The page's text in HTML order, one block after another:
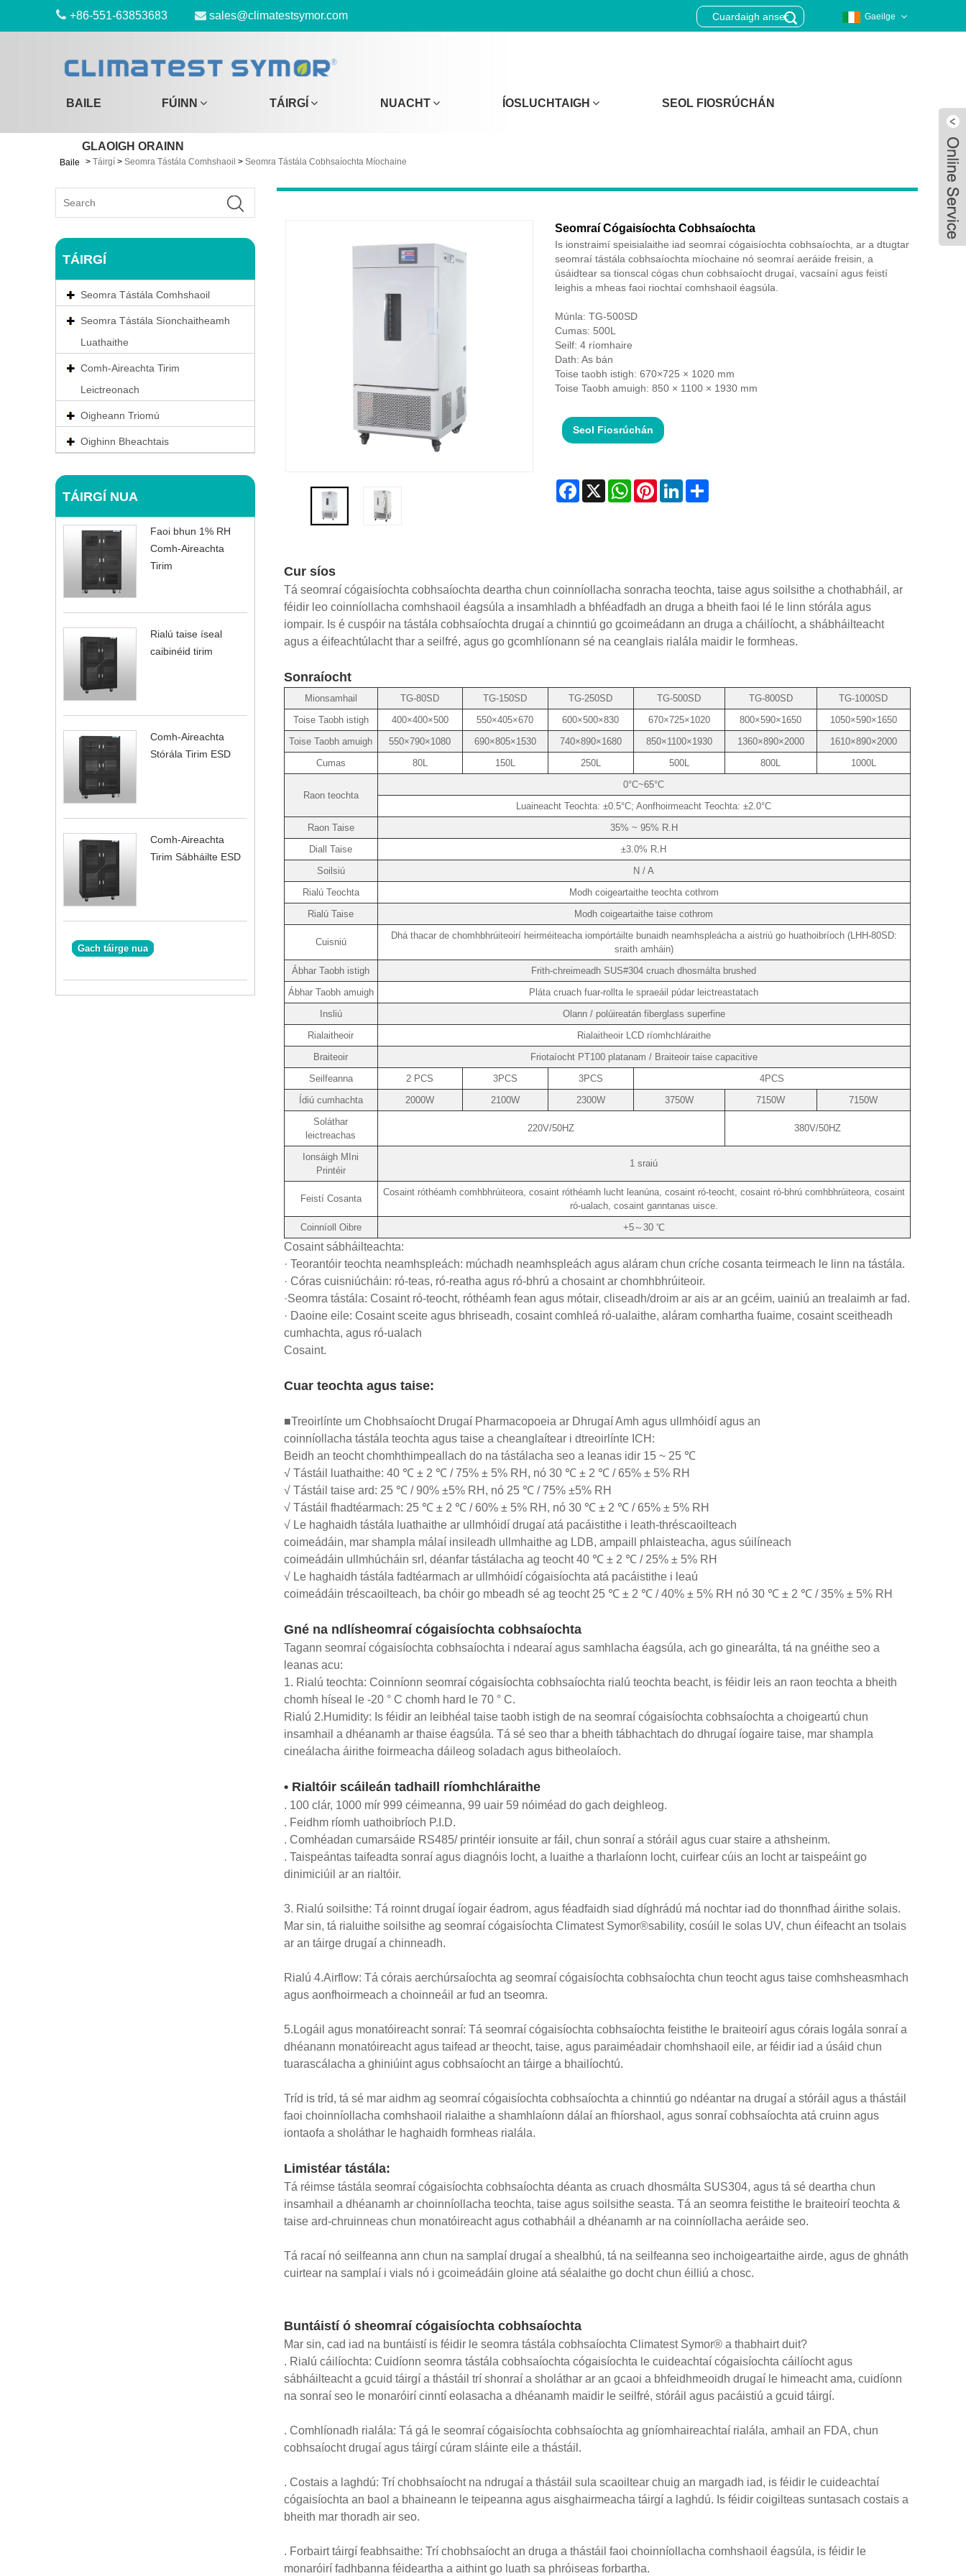
+86-551-63853683 sales@climatestsymor.com Gaeilge
BAILE FÚINN TÁIRGÍ NUACHT ÍOSLUCHTAIGH SEOL FIOSRÚCHÁN
GLAOIGH ORAINN
Baile > Táirgí > Seomra Tástála Comhshaoil > Seomra Tástála Cobhsaíochta Míochaine
TÁIRGÍ
Seomra Tástála Comhshaoil
Seomra Tástála Síonchaitheamh
Luathaithe
Comh-Aireachta Tirim
Leictreonach
Oigheann Triomú
Oighinn Bheachtais
TÁIRGÍ NUA
Faoi bhun 1% RH
Comh-Aireachta
Tirim
Rialú taise íseal
caibinéid tirim
Comh-Aireachta
Stórála Tirim ESD
Comh-Aireachta
Tirim Sábháilte ESD
Gach táirge nua
Seomraí Cógaisíochta Cobhsaíochta
Is ionstraimí speisialaithe iad seomraí cógaisíochta cobhsaíochta, ar a dtugtar
seomraí tástála cobhsaíochta míochaine nó seomraí aeráide freisin, a
úsáidtear sa tionscal cógas chun cobhsaíocht drugaí, vacsaíní agus feistí
leighis a mheas faoi riochtaí comhshaoil ​​éagsúla.
Múnla: TG-500SD
Cumas: 500L
Seilf: 4 ríomhaire
Dath: As bán
Toise taobh istigh: 670×725 × 1020 mm
Toise Taobh amuigh: 850 × 1100 × 1930 mm
Seol Fiosrúchán
Facebook
X WhatsAppPinterestLinkedInShare
Cur síos
Tá seomraí cógaisíochta cobhsaíochta deartha chun coinníollacha sonracha teochta, taise agus soilsithe a chothabháil, ar
féidir leo coinníollacha comhshaoil ​​éagsúla a insamhladh a bhféadfadh an druga a bheith faoi lé le linn stórála agus
iompair. Is é cuspóir na tástála cobhsaíochta drugaí a chinntiú go gcoimeádann an druga a cháilíocht, a shábháilteacht
agus a éifeachtúlacht thar a seilfré, agus go gcomhlíonann sé na ceanglais rialála maidir le formheas.
Sonraíocht
Mionsamhail TG-80SD TG-150SD TG-250SD TG-500SD TG-800SD
TG-1000SD
Toise Taobh istigh
400×400×500 550×405×670 600×500×830 670×725×1020 800×590×1650
1050×590×1650
Toise Taobh amuigh
550×790×1080 690×805×1530 740×890×1680 850×1100×1930 1360×890×2000
1610×890×2000
Cumas
80L 150L 250L 500L 800L 1000L
Raon teochta
0°C~65°C
Luaineacht Teochta: ±0.5°C; Aonfhoirmeacht Teochta: ±2.0°C
Raon Taise
35% ~ 95% R.H
Diall Taise
±3.0% R.H
Soilsiú
N / A
Rialú Teochta
Modh coigeartaithe teochta cothrom
Rialú Taise
Modh coigeartaithe taise cothrom
Cuisniú
Dhá thacar de chomhbhrúiteoirí heirméiteacha iompórtáilte bunaidh neamhspleácha a aistriú go huathoibríoch (LHH-80SD:
sraith amháin)
Ábhar Taobh istigh
Frith-chreimeadh SUS#304 cruach dhosmálta brushed
Ábhar Taobh amuigh
Pláta cruach fuar-rollta le spraeáil púdar leictreastatach
Insliú
Olann / polúireatán fiberglass superfine
Rialaitheoir
Rialaitheoir LCD ríomhchláraithe
Braiteoir
Friotaíocht PT100 platanam / Braiteoir taise capacitive
Seilfeanna
2 PCS 3PCS 3PCS
4PCS
Ídiú cumhachta
2000W 2100W 2300W 3750W 7150W
7150W
Soláthar
leictreachas
220V/50HZ 380V/50HZ
Ionsáigh MIni
Printéir
1 sraiú
Feistí Cosanta
Cosaint róthéamh comhbhrúiteora, cosaint róthéamh lucht leanúna, cosaint ró-teocht, cosaint ró-bhrú comhbhrúiteora, cosaint
ró-ualach, cosaint ganntanas uisce.
Coinníoll Oibre
+5～30 ℃
Cosaint sábháilteachta:
· Teorantóir teochta neamhspleách: múchadh neamhspleách agus aláram chun críche cosanta teirmeach le linn na tástála.
· Córas cuisniúcháin: ró-teas, ró-reatha agus ró-bhrú a chosaint ar chomhbhrúiteoir.
·Seomra tástála: Cosaint ró-teocht, róthéamh fean agus mótair, cliseadh/droim ar ais ar an gcéim, uainiú an trealaimh ar fad.
· Daoine eile: Cosaint sceite agus bhriseadh, cosaint comhleá ró-ualaithe, aláram comhartha fuaime, cosaint sceitheadh ​​
cumhachta, agus ró-ualach
Cosaint.
Cuar teochta agus taise:
■Treoirlínte um Chobhsaíocht Drugaí Pharmacopoeia ar Dhrugaí Amh agus ullmhóidí agus an
coinníollacha tástála teochta agus taise a cheanglaítear i dtreoirlínte ICH:
Beidh an teocht chomhthimpeallach do na tástálacha seo a leanas idir 15 ~ 25 ℃
√ Tástáil luathaithe: 40 ℃ ± 2 ℃ / 75% ± 5% RH, nó 30 ℃ ± 2 ℃ / 65% ± 5% RH
√ Tástáil taise ard: 25 ℃ / 90% ±5% RH, nó 25 ℃ / 75% ±5% RH
√ Tástáil fhadtéarmach: 25 ℃ ± 2 ℃ / 60% ± 5% RH, nó 30 ℃ ± 2 ℃ / 65% ± 5% RH
√ Le haghaidh tástála luathaithe ar ullmhóidí drugaí atá pacáistithe i leath-thréscaoilteach
coimeádáin, mar shampla málaí insileadh ullmhaithe ag LDB, ampaill phlaisteacha, agus súilíneach
coimeádáin ullmhúcháin srl, déanfar tástálacha ag teocht 40 ℃ ± 2 ℃ / 25% ± 5% RH
√ Le haghaidh tástála fadtéarmach ar ullmhóidí cógaisíochta atá pacáistithe i leaú
coimeádáin tréscaoilteach, ba chóir go mbeadh sé ag teocht 25 ℃ ± 2 ℃ / 40% ± 5% RH nó 30 ℃ ± 2 ℃ / 35% ± 5% RH
Gné na ndlísheomraí cógaisíochta cobhsaíochta
Tagann seomraí cógaisíochta cobhsaíochta i ndearaí agus samhlacha éagsúla, ach go ginearálta, tá na gnéithe seo a
leanas acu:
1. Rialú teochta: Coinníonn seomraí cógaisíochta cobhsaíochta rialú teochta beacht, is féidir leis an raon teochta a bheith
chomh híseal le -20 ° C chomh hard le 70 ° C.
Rialú 2.Humidity: Is féidir an leibhéal taise taobh istigh de na seomraí cógaisíochta cobhsaíochta a choigeartú chun
insamhail a dhéanamh ar thaise éagsúla. Tá sé seo thar a bheith tábhachtach do dhrugaí íogaire taise, mar shampla
cineálacha áirithe foirmeacha dáileog soladach agus bitheolaíoch.
• Rialtóir scáileán tadhaill ríomhchláraithe
. 100 clár, 1000 mír 999 céimeanna, 99 uair 59 nóiméad do gach deighleog.
. Feidhm ríomh uathoibríoch P.I.D.
. Comhéadan cumarsáide RS485/ printéir ionsuite ar fáil, chun sonraí a stóráil agus cuar staire a athsheinm.
. Taispeántas taifeadta sonraí agus diagnóis locht, a luaithe a tharlaíonn locht, cuirfear cúis an locht ar taispeáint go
dinimiciúil ar an rialtóir.
3. Rialú soilsithe: Tá roinnt drugaí íogair éadrom, agus féadfaidh siad díghrádú má nochtar iad do thonnfhad áirithe solais.
Mar sin, tá rialuithe soilsithe ag seomraí cógaisíochta Climatest Symor®sability, cosúil le solas UV, chun éifeacht an tsolais
ar an táirge drugaí a chinneadh.
Rialú 4.Airflow: Tá córais aerchúrsaíochta ag seomraí cógaisíochta cobhsaíochta chun teocht agus taise comhsheasmhach
agus aonfhoirmeach a choinneáil ar fud an tseomra.
5.Logáil agus monatóireacht sonraí: Tá seomraí cógaisíochta cobhsaíochta feistithe le braiteoirí agus córais logála sonraí a
dhéanann monatóireacht agus taifead ar theocht, taise, agus paraiméadair chomhshaoil ​​eile, ar féidir iad a úsáid chun
tuarascálacha a ghiniúint agus cobhsaíocht an táirge a bhailíochtú.
Tríd is tríd, tá sé mar aidhm ag seomraí cógaisíochta cobhsaíochta a chinntiú go ndéantar na drugaí a stóráil agus a thástáil
faoi choinníollacha comhshaoil ​​rialaithe a shamhlaíonn dálaí an fhíorshaol, agus sonraí cobhsaíochta atá cruinn agus
iontaofa a sholáthar le haghaidh formheas rialála.
Limistéar tástála:
Tá réimse tástála seomraí cógaisíochta cobhsaíochta déanta as cruach dhosmálta SUS304, agus tá sé deartha chun
insamhail a dhéanamh ar choinníollacha teochta, taise agus soilsithe seasta. Tá an seomra feistithe le braiteoirí teochta &
taise ard-chruinneas chun monatóireacht agus cothabháil a dhéanamh ar na coinníollacha aeráide seo.
Tá racaí nó seilfeanna ann chun na samplaí drugaí a shealbhú, tá na seilfeanna seo inchoigeartaithe airde, agus de ghnáth
cuirtear na samplaí i vials nó i gcoimeádáin gloine atá séalaithe go docht chun éilliú a chosc.
Buntáistí ó sheomraí cógaisíochta cobhsaíochta
Mar sin, cad iad na buntáistí is féidir le seomra tástála cobhsaíochta Climatest Symor® a thabhairt duit?
. Rialú cáilíochta: Cuidíonn seomra tástála cobhsaíochta cógaisíochta le cuideachtaí cógaisíochta cáilíocht agus
sábháilteacht a gcuid táirgí a thástáil trí shonraí a sholáthar ar an gcaoi a bhfeidhmeoidh drugaí le himeacht ama, cuidíonn
na sonraí seo le monaróirí cinntí eolasacha a dhéanamh maidir le seilfré, stóráil agus pacáistiú a gcuid táirgí.
. Comhlíonadh rialála: Tá gá le seomraí cógaisíochta cobhsaíochta ag gníomhaireachtaí rialála, amhail an FDA, chun
cobhsaíocht drugaí agus táirgí cúram sláinte eile a thástáil.
. Costais a laghdú: Trí chobhsaíocht na ndrugaí a thástáil sula scaoiltear chuig an margadh iad, is féidir le cuideachtaí
cógaisíochta an baol a bhaineann le teipeanna agus aisghairmeacha táirgí a laghdú. Is féidir coigilteas suntasach costais a
bheith mar thoradh air seo.
. Forbairt táirgí feabhsaithe: Trí chobhsaíocht an druga a thástáil faoi choinníollacha comhshaoil ​​éagsúla, is féidir le
monaróirí fadhbanna féideartha a aithint go luath sa phróiseas forbartha.